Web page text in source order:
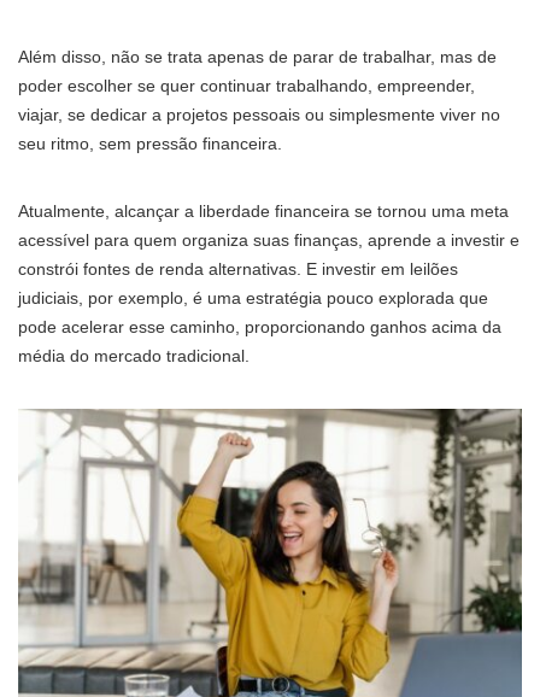
Além disso, não se trata apenas de parar de trabalhar, mas de
poder escolher se quer continuar trabalhando, empreender,
viajar, se dedicar a projetos pessoais ou simplesmente viver no
seu ritmo, sem pressão financeira.
Atualmente, alcançar a liberdade financeira se tornou uma meta
acessível para quem organiza suas finanças, aprende a investir e
constrói fontes de renda alternativas. E investir em leilões
judiciais, por exemplo, é uma estratégia pouco explorada que
pode acelerar esse caminho, proporcionando ganhos acima da
média do mercado tradicional.